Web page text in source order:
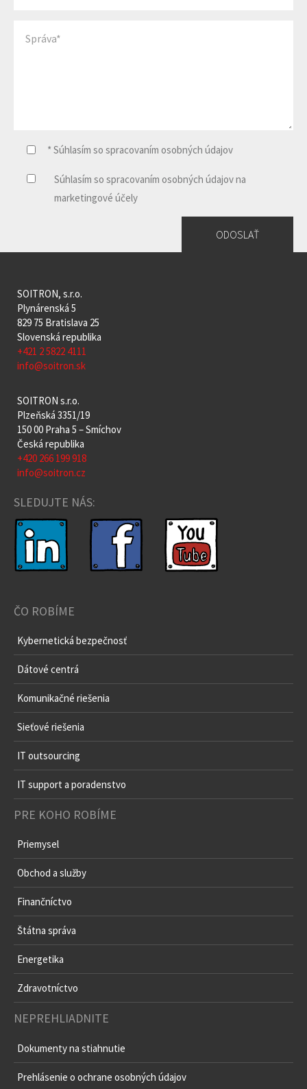
* Súhlasím so spracovaním osobných údajov
Súhlasím so spracovaním osobných údajov na
SOITRON, s.r.o.
Plynárenská 5
829 75 Bratislava 25
Slovenská republika
SOITRON s.r.o.
Plzeňská 3351/19
150 00 Praha 5 – Smíchov
Česká republika
info@soitron.cz
SLEDUJTE NÁS:
ČO ROBÍME
Kybernetická bezpečnosť
Dátové centrá
Komunikačné riešenia
Sieťové riešenia
IT outsourcing
IT support a poradenstvo
PRE KOHO ROBÍME
Priemysel
Obchod a služby
Finančníctvo
Štátna správa
Energetika
Zdravotníctvo
NEPREHLIADNITE
Dokumenty na stiahnutie